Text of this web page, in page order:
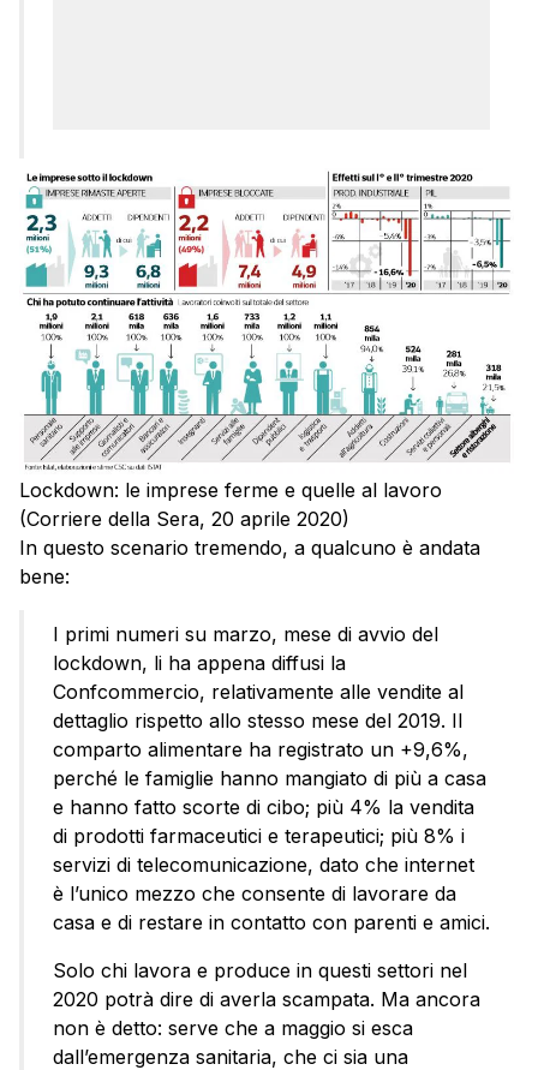
Lockdown: le imprese ferme e quelle al lavoro
(Corriere della Sera, 20 aprile 2020)
In questo scenario tremendo, a qualcuno è andata
bene:
I primi numeri su marzo, mese di avvio del
lockdown, li ha appena diffusi la
Confcommercio, relativamente alle vendite al
dettaglio rispetto allo stesso mese del 2019. Il
comparto alimentare ha registrato un +9,6%,
perché le famiglie hanno mangiato di più a casa
e hanno fatto scorte di cibo; più 4% la vendita
di prodotti farmaceutici e terapeutici; più 8% i
servizi di telecomunicazione, dato che internet
è l’unico mezzo che consente di lavorare da
casa e di restare in contatto con parenti e amici.
Solo chi lavora e produce in questi settori nel
2020 potrà dire di averla scampata. Ma ancora
non è detto: serve che a maggio si esca
dall’emergenza sanitaria, che ci sia una